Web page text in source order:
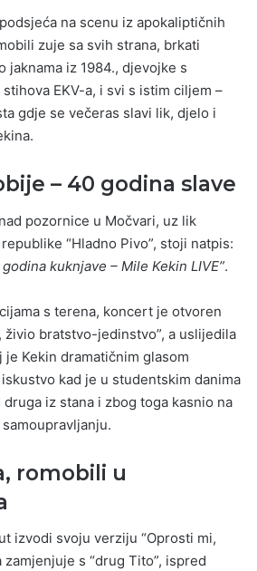
na scenu iz apokaliptičnih
zuje sa svih strana, brkati
iz 1984., djevojke s
EKV-a, i svi s istim ciljem –
gdje se večeras slavi lik, djelo i
– 40 godina slave
pozornice u Močvari, uz lik
“Hladno Pivo”, stoji natpis:
kuknjave – Mile Kekin LIVE”.
s terena, koncert je otvoren
živio bratstvo-jedinstvo”, a uslijedila
je Kekin dramatičnim glasom
kad je u studentskim danima
iz stana i zbog toga kasnio na
romobili u
izvodi svoju verziju “Oprosti mi,
zamjenjuje s “drug Tito”, ispred